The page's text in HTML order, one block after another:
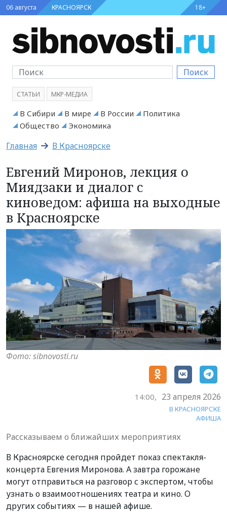
06 августа КРАСНОЯРСК 18+
Поиск
СТАТЬИ МКР-МЕДИА
В Сибири В мире В России
Политика
Общество
Экономика
Главная В Красноярске
Евгений Миронов, лекция о
Миядзаки и диалог с
киноведом: афиша на выходные
в Красноярске
Фото: sibnovosti.ru
14:00, 23 апреля 2026
В КРАСНОЯРСКЕ
АФИША
Рассказываем о ближайших мероприятиях
В Красноярске сегодня пройдет показ спектакля-
концерта Евгения Миронова. А завтра горожане
могут отправиться на разговор с экспертом, чтобы
узнать о взаимоотношениях театра и кино. О
других событиях — в нашей афише.